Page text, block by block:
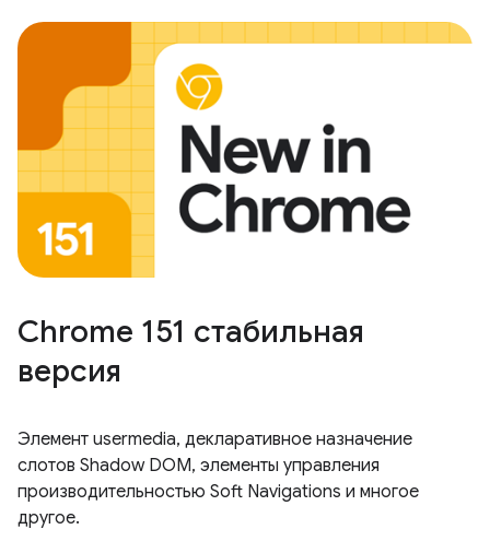
Chrome 151 стабильная
версия
Элемент usermedia, декларативное назначение
слотов Shadow DOM, элементы управления
производительностью Soft Navigations и многое
другое.